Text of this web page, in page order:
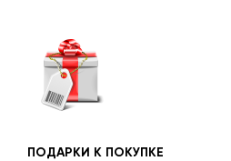
ПОДАРКИ К ПОКУПКЕ